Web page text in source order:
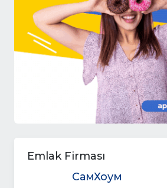
Emlak Firması
СамХоум